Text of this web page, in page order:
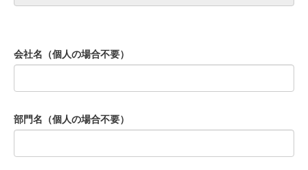
会社名（個人の場合不要）
部門名（個人の場合不要）